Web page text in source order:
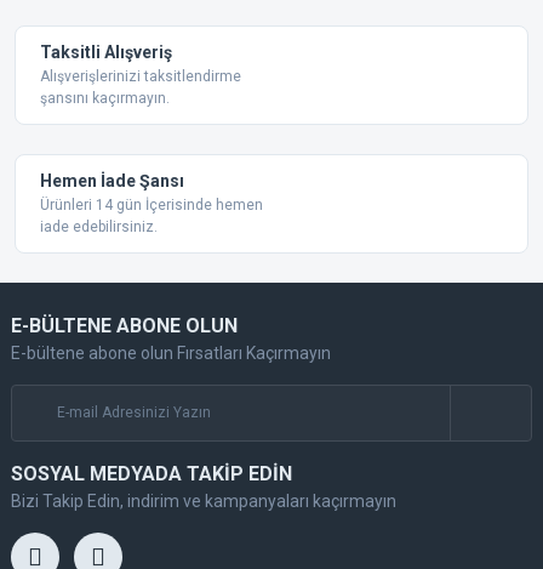
Taksitli Alışveriş
Alışverişlerinizi taksitlendirme
şansını kaçırmayın.
Hemen İade Şansı
Ürünleri 14 gün İçerisinde hemen
iade edebilirsiniz.
E-BÜLTENE ABONE OLUN
E-bültene abone olun Fırsatları Kaçırmayın
SOSYAL MEDYADA TAKİP EDİN
Bizi Takip Edin, indirim ve kampanyaları kaçırmayın